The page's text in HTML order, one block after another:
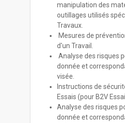
manipulation des
outillages utilisés
Travaux.
Mesures de
d'un Travail.
Analyse des risques
donnée et
visée.
Instructions de
Essais (pour B2V
Analyse des risques
donnée et